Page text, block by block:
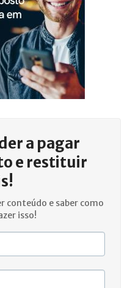
a pagar
e restituir
conteúdo e saber como
isso!